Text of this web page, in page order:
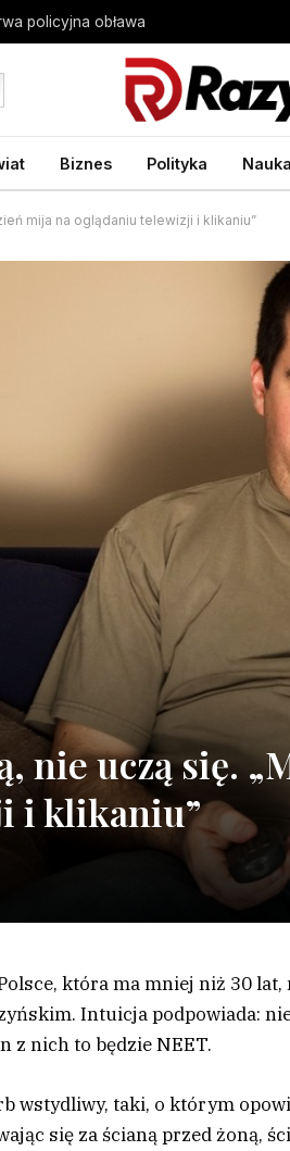
policyjna obława
Biznes Polityka Nauka
mija na oglądaniu telewizji i klikaniu”
nie uczą się.
i klikaniu”
która ma mniej niż 30
Intuicja podpowiada:
z nich to będzie NEET.
wstydliwy, taki, o którym
się za ścianą przed żoną,